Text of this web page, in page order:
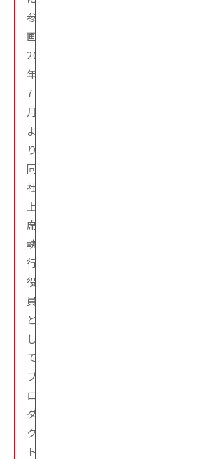
参
画。
2023
年
7
月
よ
り
同
社
上
席
執
行
役
員
と
し
て
プ
ロ
ダ
ク
ト